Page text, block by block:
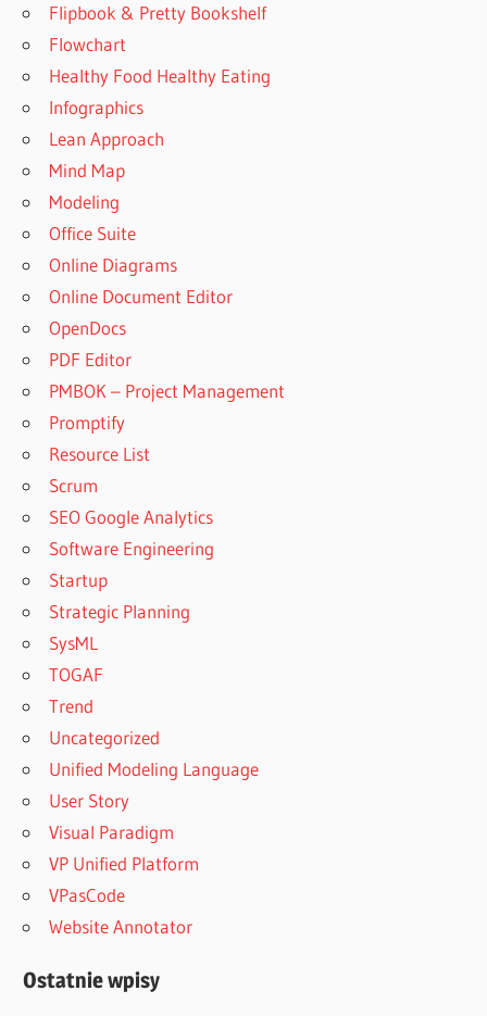
Flipbook & Pretty Bookshelf
Flowchart
Healthy Food Healthy Eating
Infographics
Lean Approach
Mind Map
Modeling
Office Suite
Online Diagrams
Online Document Editor
OpenDocs
PDF Editor
PMBOK – Project Management
Promptify
Resource List
Scrum
SEO Google Analytics
Software Engineering
Startup
Strategic Planning
SysML
TOGAF
Trend
Uncategorized
Unified Modeling Language
User Story
Visual Paradigm
VP Unified Platform
VPasCode
Website Annotator
Ostatnie wpisy